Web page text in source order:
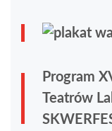
Program
Teatrów